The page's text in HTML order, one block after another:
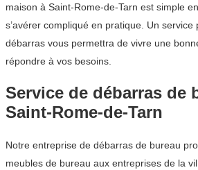
maison à Saint-Rome-de-Tarn est simple
s’avérer compliqué en pratique. Un service
débarras vous permettra de vivre une
répondre à vos besoins.
Service de débarras de
Saint-Rome-de-Tarn
Notre entreprise de débarras de bureau
meubles de bureau aux entreprises de la